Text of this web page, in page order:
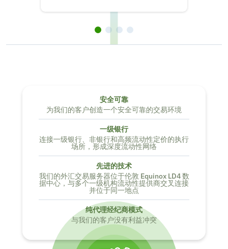
安全可靠
为我们的客户创造一个安全可靠的交易环境
一级银行
连接一级银行、非银行和高频流动性定价的执行
场所，形成深度流动性网络
先进的技术
我们的外汇交易服务器位于伦敦 Equinox LD4 数
据中心，与多个一级机构流动性提供商交叉连接
并位于同一地点
纯代理经纪商模式
与我们的客户没有利益冲突